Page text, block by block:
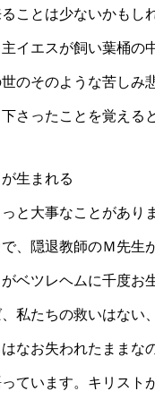
ことは少ないかもし
イエスが飼い葉桶
のそのような苦し
さったことを覚える
が生まれる
と大事なことがあり
、隠退教師のＭ先生
ベツレヘムに千度
私たちの救いはない
なお失われたままな
ています。キリス